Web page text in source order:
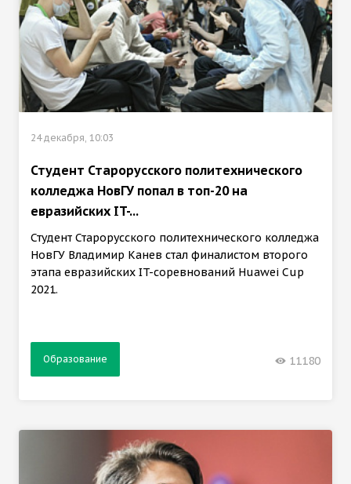
24 декабря, 10:03
Студент Старорусского политехнического
колледжа НовГУ попал в топ-20 на
евразийских IT-...
Студент Старорусского политехнического колледжа
НовГУ Владимир Канев стал финалистом второго
этапа евразийских IT-соревнований Huawei Cup
2021.
Образование 11180